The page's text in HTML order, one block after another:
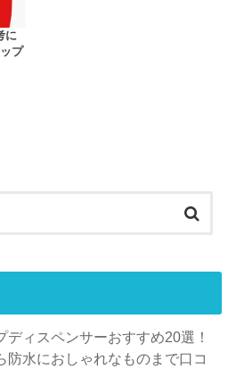
に
プ
ディスペンサーおすすめ20選！
防水におしゃれなものまで口コ